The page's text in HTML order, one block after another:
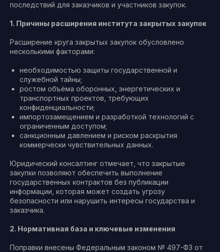
последствий для заказчиков и участников закупок.
1. Причины расширения института закрытых закупок
Расширение круга закрытых закупок обусловлено
несколькими факторами:
необходимостью защиты государственной и
служебной тайны;
ростом объёма оборонных, энергетических и
транспортных проектов, требующих
конфиденциальности;
импортозамещением и разработкой технологий с
ограниченным доступом;
санкционным давлением и риском раскрытия
коммерчески чувствительных данных.
Юридический консалтинг отмечает, что закрытые
закупки позволяют обеспечить выполнение
государственных контрактов без публикации
информации, которая может создать угрозу
безопасности или нарушить интересы государства и
заказчика.
2. Нормативная база и ключевые изменения
Поправки внесены Федеральным законом № 497-ФЗ от